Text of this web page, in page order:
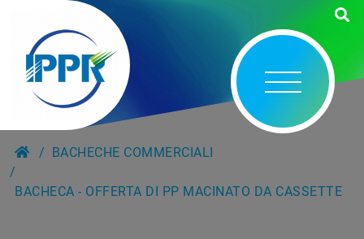
BACHECHE COMMERCIALI
BACHECA - OFFERTA DI PP MACINATO DA CASSETTE